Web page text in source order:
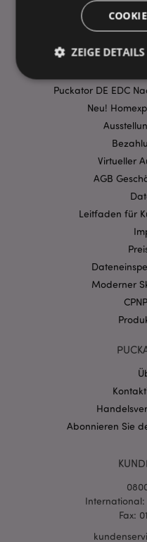
Puckator DE EDC
Neu!
Virtueller
AGB
Leitfaden für
Moderner
Abonnieren Sie
International:
Fax:
ZEIGE DETAILS
Unbedingt
Kernfunktionen der
Benutzeranmeldung
Ohne unbedingt
Website nicht richtig
CookieScriptConsent